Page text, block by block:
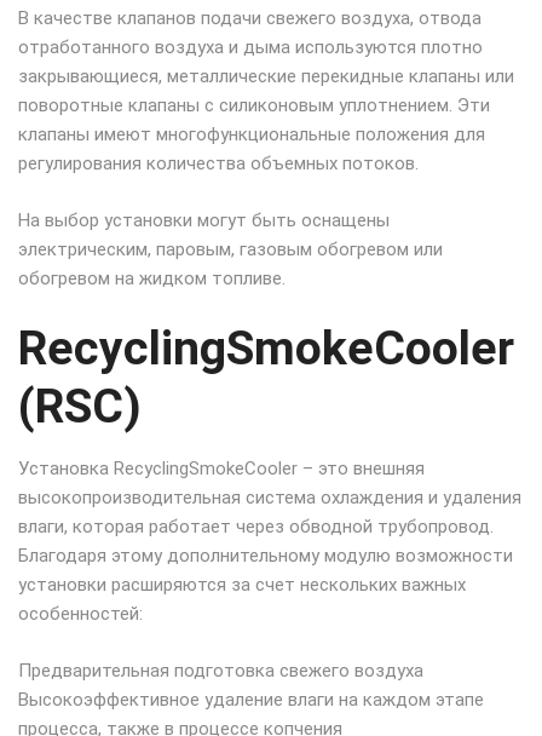
В качестве клапанов подачи свежего воздуха, отвода
отработанного воздуха и дыма используются плотно
закрывающиеся, металлические перекидные клапаны или
поворотные клапаны с силиконовым уплотнением. Эти
клапаны имеют многофункциональные положения для
регулирования количества объемных потоков.
На выбор установки могут быть оснащены
электрическим, паровым, газовым обогревом или
обогревом на жидком топливе.
RecyclingSmokeCooler
(RSC)
Установка RecyclingSmokeCooler – это внешняя
высокопроизводительная система охлаждения и удаления
влаги, которая работает через обводной трубопровод.
Благодаря этому дополнительному модулю возможности
установки расширяются за счет нескольких важных
особенностей:
Предварительная подготовка свежего воздуха
Высокоэффективное удаление влаги на каждом этапе
процесса, также в процессе копчения